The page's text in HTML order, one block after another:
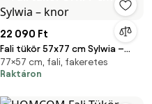
22 090 Ft
Fali tükör 57x77 cm Sylwia –
knor
77×57 cm, fali, fakeretes
Raktáron